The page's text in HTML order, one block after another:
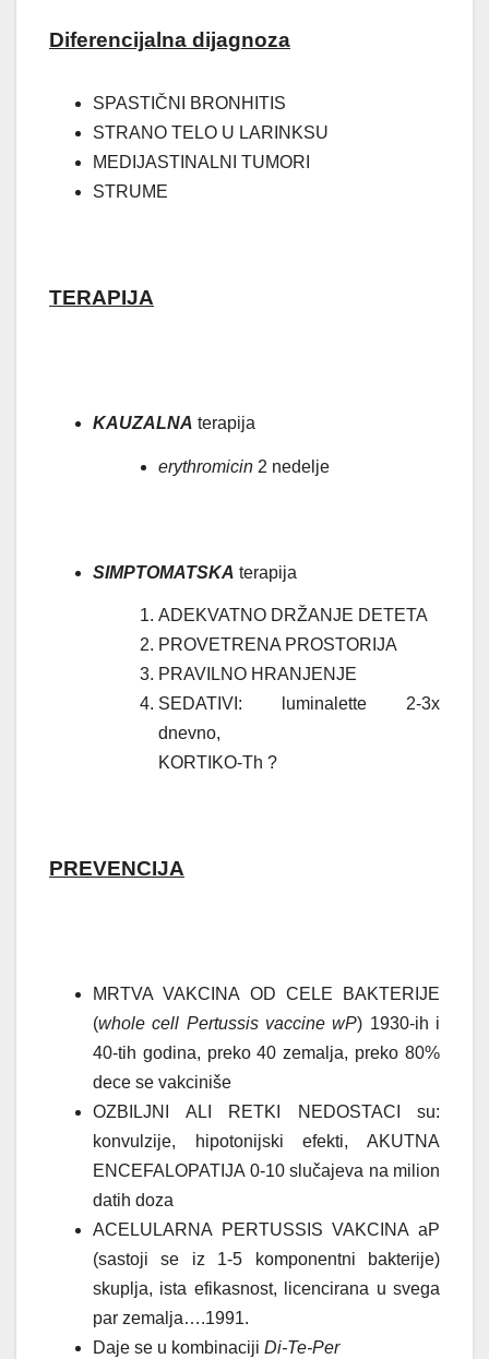
Diferencijalna dijagnoza
SPASTIČNI BRONHITIS
STRANO TELO U LARINKSU
MEDIJASTINALNI TUMORI
STRUME
TERAPIJA
KAUZALNA terapija
erythromicin 2 nedelje
SIMPTOMATSKA terapija
ADEKVATNO DRŽANJE DETETA
PROVETRENA PROSTORIJA
PRAVILNO HRANJENJE
SEDATIVI: luminalette 2-3x
dnevno,
KORTIKO-Th ?
PREVENCIJA
MRTVA VAKCINA OD CELE BAKTERIJE
(whole cell Pertussis vaccine wP) 1930-ih i
40-tih godina, preko 40 zemalja, preko 80%
dece se vakciniše
OZBILJNI ALI RETKI NEDOSTACI su:
konvulzije, hipotonijski efekti, AKUTNA
ENCEFALOPATIJA 0-10 slučajeva na milion
datih doza
ACELULARNA PERTUSSIS VAKCINA aP
(sastoji se iz 1-5 komponentni bakterije)
skuplja, ista efikasnost, licencirana u svega
par zemalja….1991.
Daje se u kombinaciji Di-Te-Per